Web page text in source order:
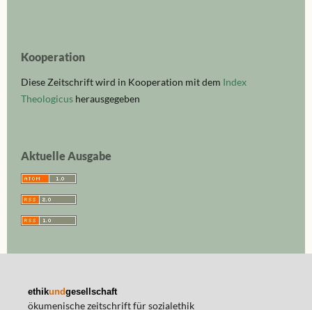
Kooperation
Diese Zeitschrift wird in Kooperation mit dem Index
Theologicus herausgegeben
Aktuelle Ausgabe
ethikundgesellschaft
ökumenische zeitschrift für sozialethik